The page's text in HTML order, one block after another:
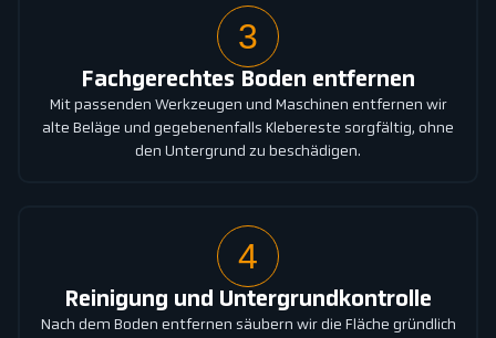
3
Fachgerechtes Boden entfernen
Mit passenden Werkzeugen und Maschinen entfernen wir
alte Beläge und gegebenenfalls Klebereste sorgfältig, ohne
den Untergrund zu beschädigen.
4
Reinigung und Untergrundkontrolle
Nach dem Boden entfernen säubern wir die Fläche gründlich